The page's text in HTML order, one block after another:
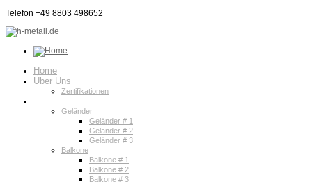
Telefon +49 8803 498652
Home
Über Uns
Zertifikationen
Geländer
Geländer # 1
Geländer # 2
Geländer # 3
Balkone
Balkone # 1
Balkone # 2
Balkone # 3